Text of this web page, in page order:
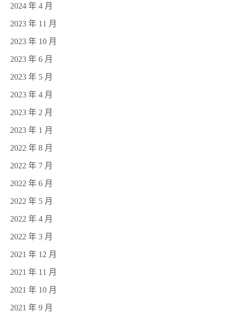
2024 年 4 月
2023 年 11 月
2023 年 10 月
2023 年 6 月
2023 年 5 月
2023 年 4 月
2023 年 2 月
2023 年 1 月
2022 年 8 月
2022 年 7 月
2022 年 6 月
2022 年 5 月
2022 年 4 月
2022 年 3 月
2021 年 12 月
2021 年 11 月
2021 年 10 月
2021 年 9 月